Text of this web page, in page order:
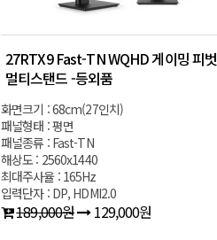
27RTX9 Fast-TN WQHD 게이밍 피벗
멀티스탠드 -등외품
화면크기 : 68cm(27인치)
패널형태 : 평면
패널종류 : Fast-TN
해상도 : 2560x1440
최대주사율 : 165Hz
입력단자 : DP, HDMI2.0
189,000원 129,000원